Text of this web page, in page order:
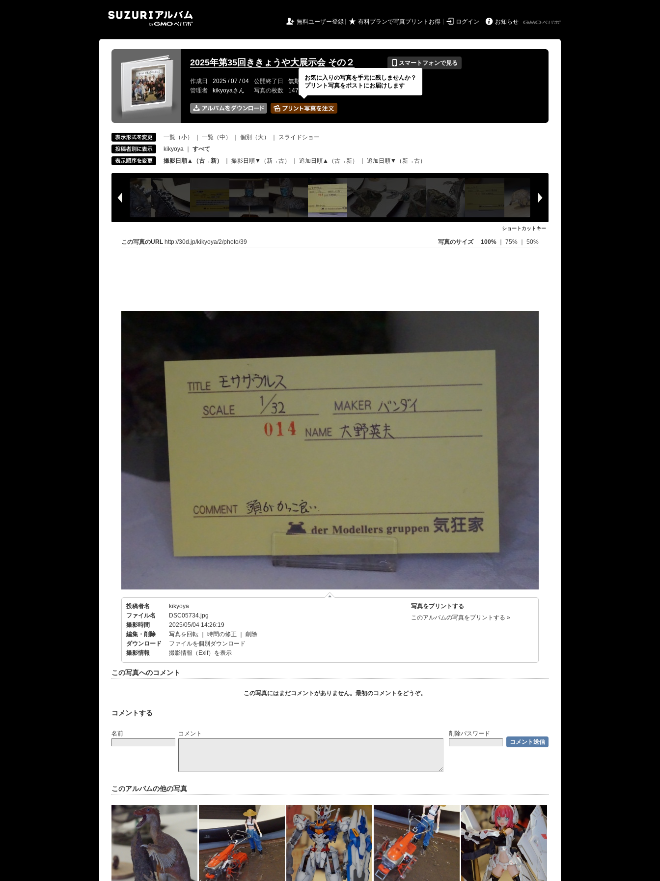
 無料ユーザー登録 ★ 有料プランで写真プリントお得  ログイン  お知らせ
2025年第35回ききょうや大展示会 その２ 📱 スマートフォンで見る
作成日 2025 / 07 / 04 公開終了日 無期限 イベントの期間
---
管理者
kikyoyaさん 写真の枚数 147 / 150枚
一覧（小） 一覧（中） 個別（大）
スライドショー
kikyoya
すべて
撮影日順▲（古→新）
撮影日順▼（新→古） 追加日順▲（古→新） 追加日順▼（新→古）
ショートカットキー
この写真のURL http://30d.jp/kikyoya/2/photo/39 写真のサイズ 100% 75% 50%
投稿者名
kikyoya
ファイル名
DSC05734.jpg
撮影時間
2025/05/04 14:26:19
編集・削除
写真を回転 時間の修正
削除
ダウンロード
ファイルを個別ダウンロード
撮影情報
撮影情報（Exif）を表示
写真をプリントする
このアルバムの写真をプリントする »
この写真へのコメント
この写真にはまだコメントがありません。最初のコメントをどうぞ。
コメントする
名前 コメント 削除パスワード
このアルバムの他の写真
お気に入りの写真を手元に残しませんか？
プリント写真をポストにお届けします